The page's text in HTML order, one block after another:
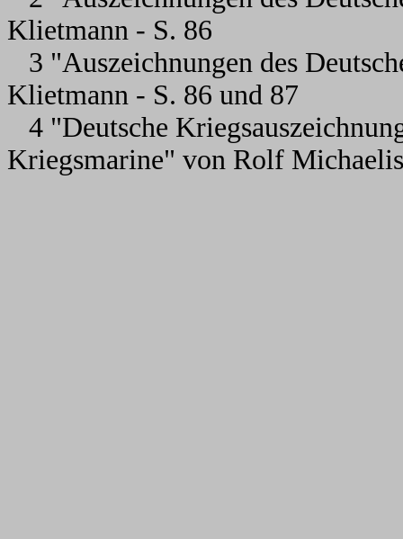
Klietmann - S. 86
3 "Auszeichnungen des
Klietmann - S. 86 und 87
4 "Deutsche
Kriegsmarine" von Rolf